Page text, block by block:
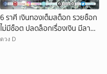
6 ราศี เงินทองเต็มสต็อก รวยช็อก
ไม่มีช็อต ปลดล็อกเรื่องเงิน มีลาภ
ลอยจ่อคิว
ดวง D